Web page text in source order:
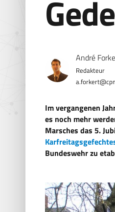
André
Redakteur
Im vergangenen
es noch mehr
Marsches das 5.
Bundeswehr zu